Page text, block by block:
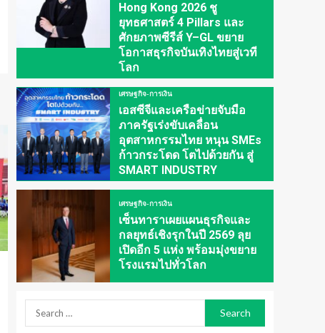
Hong Kong 2026 ชู
ยุทธศาสตร์ 4 Pillars และ
ศักยภาพซีรีส์ Y–GL ขยาย
โอกาสธุรกิจบันเทิงไทยสู่เวที
โลก
เศรษฐกิจ-การเงิน
เอสซีจีและเครือข่ายจับมือ
ภาครัฐเร่งขับเคลื่อน
อุตสาหกรรมไทย หนุน SMEs
ก้าวกระโดด โตไปด้วยกัน สู่
SMART INDUSTRY
เศรษฐกิจ-การเงิน
เซ็นทาราเผยแผนธุรกิจและ
กลยุทธ์เชิงรุกในปี 2569 ลุย
เปิดอีก 5 แห่ง พร้อมมุ่งขยาย
โรงแรมไปทั่วโลก